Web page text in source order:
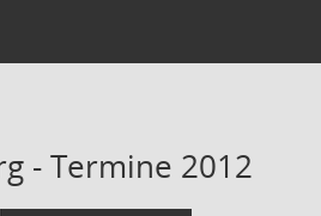
- Termine 2012